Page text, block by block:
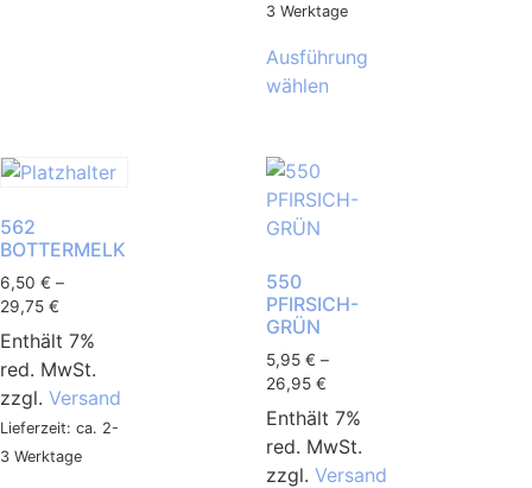
3 Werktage
Ausführung
wählen
562
BOTTERMELK
6,50 € –
29,75 €
Enthält 7%
red. MwSt.
zzgl. Versand
Lieferzeit: ca. 2-
3 Werktage
550
PFIRSICH-
GRÜN
5,95 € –
26,95 €
Enthält 7%
red. MwSt.
zzgl. Versand